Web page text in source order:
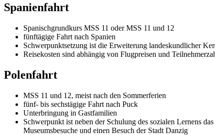
Spanienfahrt
Spanischgrundkurs MSS 11 oder MSS 11 und 12
fünftägige Fahrt nach Spanien
Schwerpunktsetzung ist die Erweiterung landeskundlicher
Reisekosten sind abhängig von Flugpreisen und
Polenfahrt
MSS 11 und 12, meist nach den Sommerferien
fünf- bis sechstägige Fahrt nach Puck
Unterbringung in Gastfamilien
Schwerpunkt ist neben der Schulung des sozialen Lernens
Museumsbesuche und einen Besuch der Stadt Danzig